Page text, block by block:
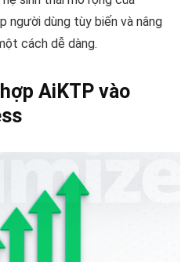
người dùng tùy biến và nâng
cách dễ dàng.
AiKTP vào